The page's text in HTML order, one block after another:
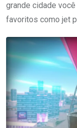
grande cidade
favoritos como jet